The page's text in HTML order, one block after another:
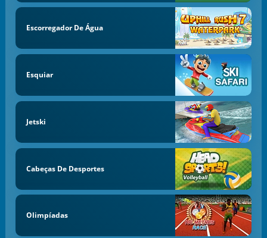
Escorregador De Água
Esquiar
Jetski
Cabeças De Desportes
Olimpíadas